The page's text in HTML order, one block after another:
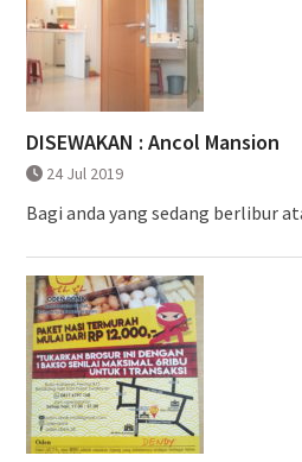
DISEWAKAN : Ancol Mansion
24 Jul 2019
Bagi anda yang sedang berlibur